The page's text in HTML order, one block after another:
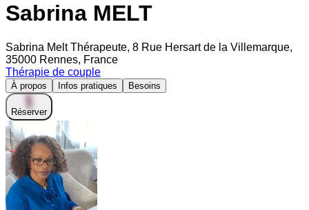
Sabrina MELT
Sabrina Melt Thérapeute, 8 Rue Hersart de la Villemarque,
35000 Rennes, France
Thérapie de couple
À propos Infos pratiques Besoins
Réserver